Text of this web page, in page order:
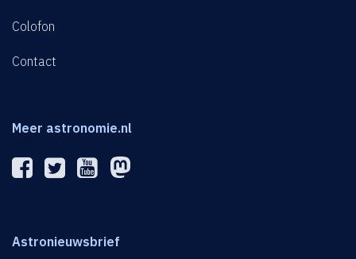
Colofon
Contact
Meer astronomie.nl
Astronieuwsbrief